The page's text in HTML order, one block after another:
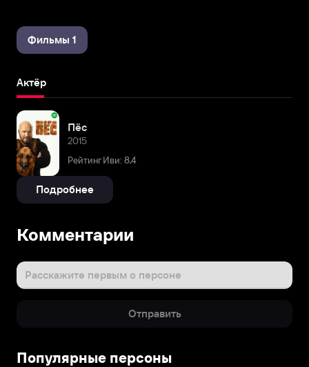
Фильмы 1
Актёр
Пёс
2015
Рейтинг Иви: 8,4
Подробнее
Комментарии
Расскажите первым о персоне
Отправить
Популярные персоны